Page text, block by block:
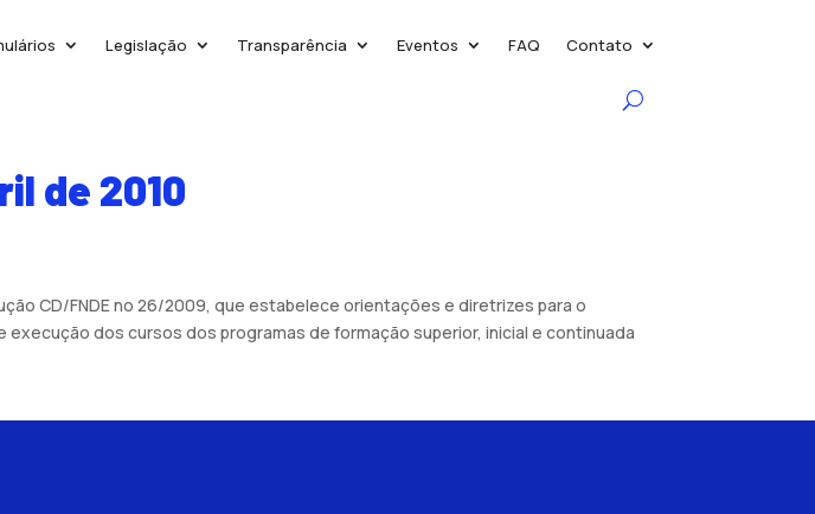
Legislação Transparência Eventos FAQ Contato
de 2010
CD/FNDE no 26/2009, que estabelece orientações e diretrizes para o
dos cursos dos programas de formação superior, inicial e continuada